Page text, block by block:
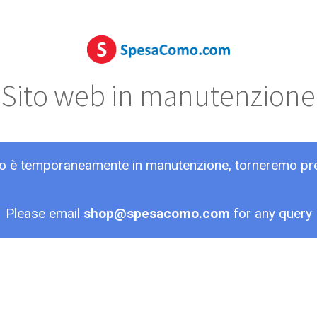
Sito web in manutenzione
è temporaneamente in manutenzione, torneremo
Please email shop@spesacomo.com for any query